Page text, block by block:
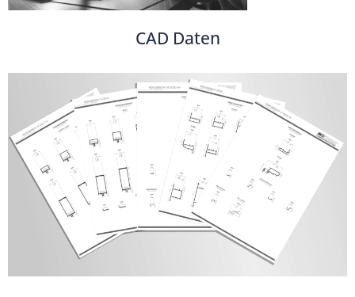
CAD Daten